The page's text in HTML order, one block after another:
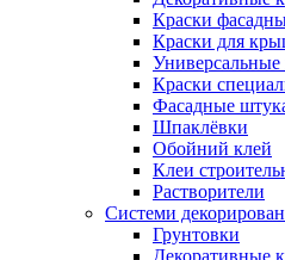
Краски
Краски для
Универсальные
Краски
Фасадные
Шпаклёвки
Обойний клей
Клеи
Растворители
Системи
Грунтовки
Декоративные